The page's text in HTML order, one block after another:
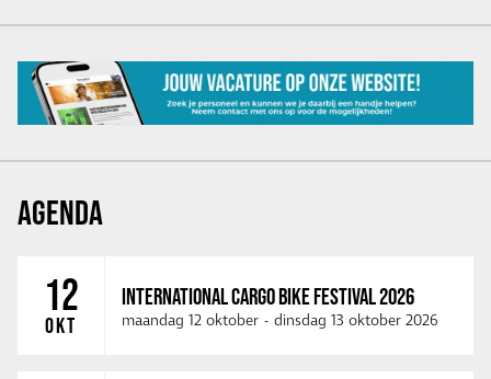
AGENDA
12
OKT
INTERNATIONAL CARGO BIKE FESTIVAL 2026
maandag 12 oktober - dinsdag 13 oktober 2026